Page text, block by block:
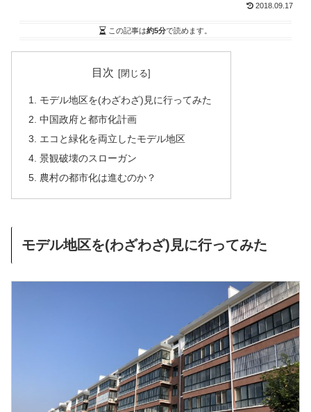
2018.09.17
この記事は約5分で読めます。
目次
モデル地区を(わざわざ)見に行ってみた
中国政府と都市化計画
エコと緑化を両立したモデル地区
景観破壊のスローガン
農村の都市化は進むのか？
モデル地区を(わざわざ)見に行ってみた